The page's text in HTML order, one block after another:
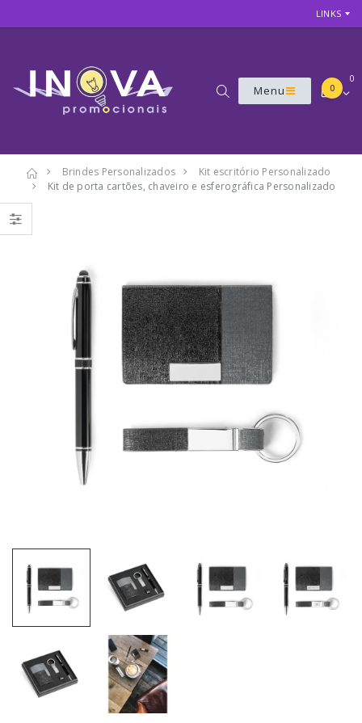
LINKS
Menu
0
0
Brindes Personalizados
Kit escritório Personalizado
Kit de porta cartões, chaveiro e esferográfica Personalizado